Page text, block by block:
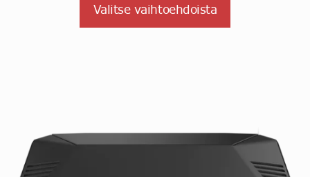
Valitse vaihtoehdoista
valinnat
tuotteen
sivulla.